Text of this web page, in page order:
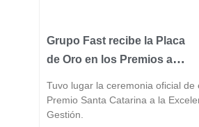
Grupo Fast recibe la Placa
de Oro en los Premios a la
Catarina 2025 y consolida
su posición entre las
Tuvo lugar la ceremonia oficial de
Premio Santa Catarina a la
Gestión.